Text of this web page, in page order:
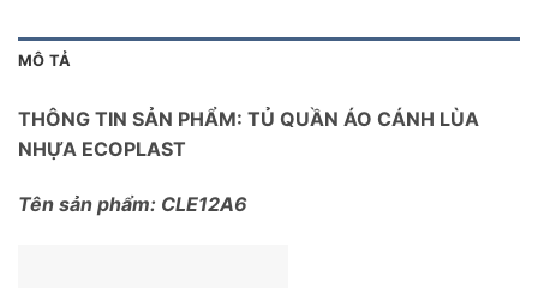
MÔ TẢ
THÔNG TIN SẢN PHẨM: TỦ QUẦN ÁO CÁNH LÙA
NHỰA ECOPLAST
Tên sản phẩm: CLE12A6